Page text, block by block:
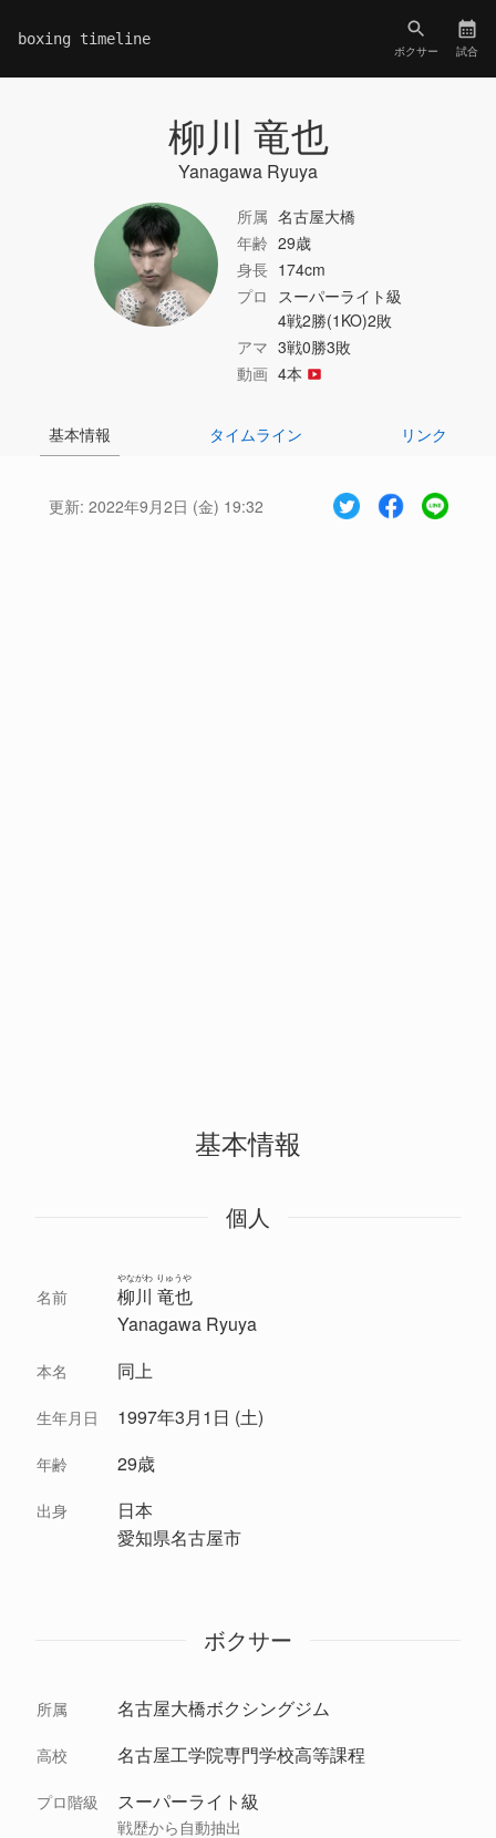
boxing timeline
ボクサー 試合
柳川 竜也
Yanagawa Ryuya
所属 名古屋大橋
年齢 29歳
身長 174cm
プロ スーパーライト級
4戦2勝(1KO)2敗
アマ 3戦0勝3敗
動画 4本
基本情報 タイムライン リンク
更新: 2022年9月2日 (金) 19:32
基本情報
個人
名前 柳川 竜也
やながわ りゅうや
Yanagawa Ryuya
本名 同上
生年月日 1997年3月1日 (土)
年齢 29歳
出身
日本
愛知県名古屋市
ボクサー
所属 名古屋大橋ボクシングジム
高校 名古屋工学院専門学校高等課程
プロ階級 スーパーライト級
戦歴から自動抽出